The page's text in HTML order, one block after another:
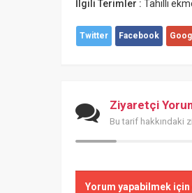
İlgili Terimler : Tahıllı
Twitter Facebook
Ziyaretçi
Bu tarif hakkındaki
Yorum yapabilmek için